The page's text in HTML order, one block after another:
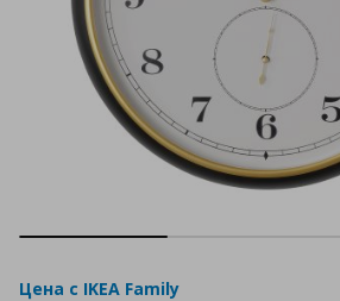
Цена с IKEA Family